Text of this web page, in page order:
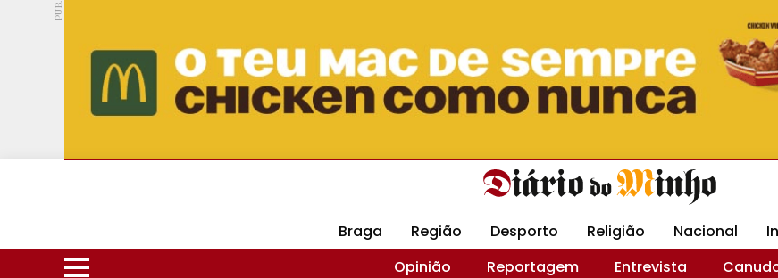
PUB.
Hoje 14ºC 31ºC DMtv Revista Minha Gráfica DM Livraria DM
Braga Região Desporto Religião Nacional
Opinião
Reportagem Entrevista